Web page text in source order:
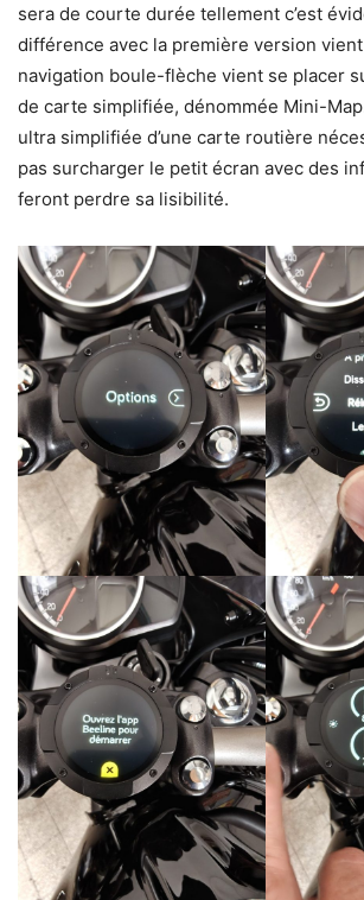
sera de courte durée tellement c’est
différence avec la première version
navigation boule-flèche vient se placer
de carte simplifiée, dénommée Mini-
ultra simplifiée d’une carte routière
pas surcharger le petit écran avec des
feront perdre sa lisibilité.